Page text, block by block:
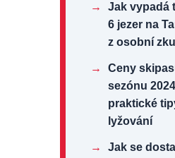
→
Jak vypadá
6 jezer na
z osobní
→
Ceny
sezónu
praktické
lyžování
→
Jak se